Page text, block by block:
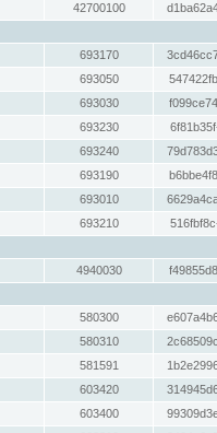
42700100
693170
693050
693030
693230
693240
693190
693010
693210
4940030
580300
580310
581591
603420
603400